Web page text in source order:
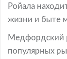
Ройала
жизни и быте
Медфордский
популярных